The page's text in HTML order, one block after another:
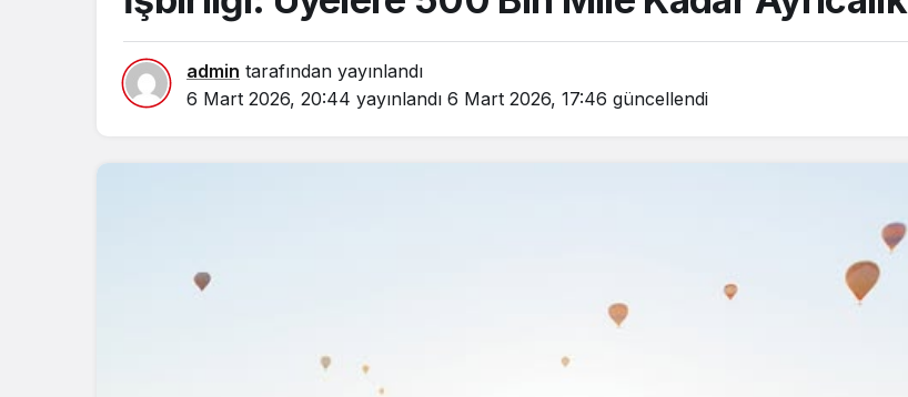
admin tarafından yayınlandı
6 Mart 2026, 20:44 yayınlandı 6 Mart 2026, 17:46 güncellendi